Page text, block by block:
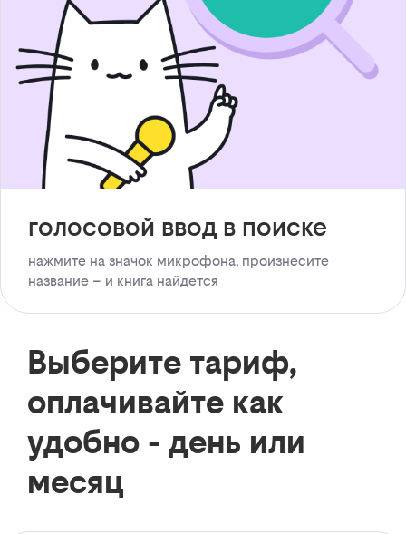
голосовой ввод в поиске
нажмите на значок микрофона, произнесите
название – и книга найдется
Выберите тариф,
оплачивайте как
удобно - день или
месяц